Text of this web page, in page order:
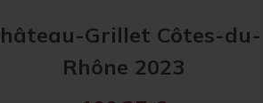
Grillet Côtes-du-
Rhône 2023